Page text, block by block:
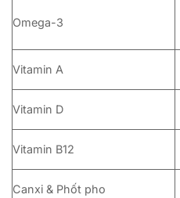
Omega-3
Vitamin A
Vitamin D
Vitamin B12
Canxi & Phốt pho